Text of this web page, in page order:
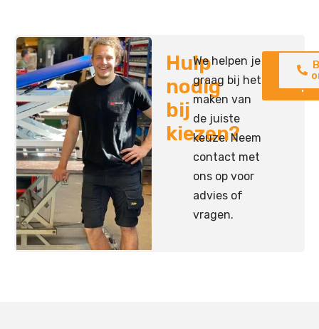
Hulp
nodig
bij
kiezen?
We helpen je
graag bij het
maken van
de juiste
keuze. Neem
contact met
ons op voor
advies of
vragen.
Neem
op